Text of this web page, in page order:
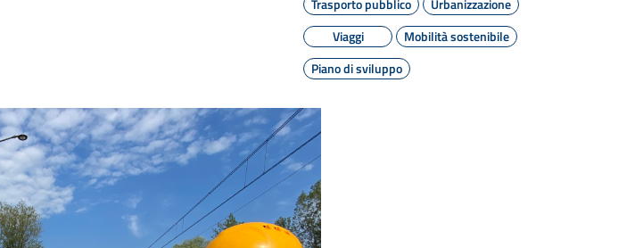
Trasporto pubblico
Urbanizzazione
Viaggi
Mobilità sostenibile
Piano di sviluppo